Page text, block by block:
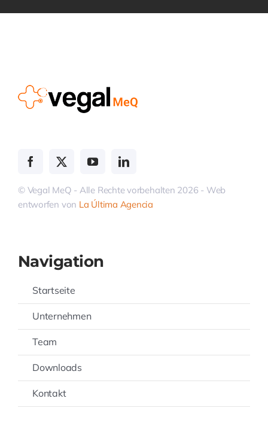
© Vegal MeQ - Alle Rechte vorbehalten 2026 - Web
entworfen von La Última Agencia
Navigation
Startseite
Unternehmen
Team
Downloads
Kontakt